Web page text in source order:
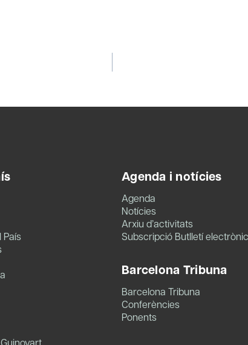
País
Agenda i notícies
Agenda
Notícies
Arxiu d’activitats
Subscripció Butlletí electrònic
Barcelona Tribuna
Barcelona Tribuna
Conferències
Ponents